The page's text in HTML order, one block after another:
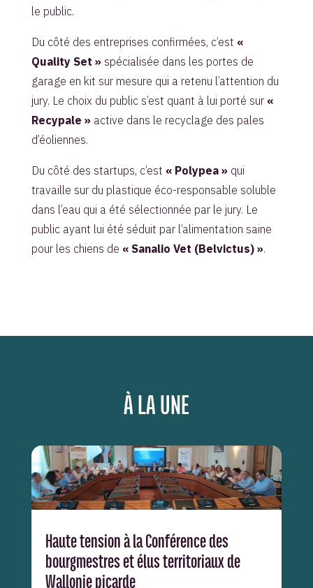
le public.
Du côté des entreprises confirmées, c’est «
Quality Set » spécialisée dans les portes de
garage en kit sur mesure qui a retenu l’attention du
jury. Le choix du public s’est quant à lui porté sur «
Recypale » active dans le recyclage des pales
d’éoliennes.
Du côté des startups, c’est « Polypea » qui
travaille sur du plastique éco-responsable soluble
dans l’eau qui a été sélectionnée par le jury. Le
public ayant lui été séduit par l’alimentation saine
pour les chiens de « Sanalio Vet (Belvictus) ».
À LA UNE
Haute tension à la Conférence des
bourgmestres et élus territoriaux de
Wallonie picarde